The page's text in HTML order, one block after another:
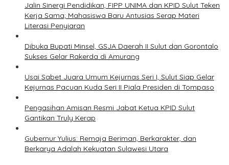
Jalin Sinergi Pendidikan, FIPP UNIMA dan KPID Sulut Teken
Kerja Sama; Mahasiswa Baru Antusias Serap Materi
Literasi Penyiaran
Dibuka Bupati Minsel, GSJA Daerah II Sulut dan Gorontalo
Sukses Gelar Rakerda di Amurang
Usai Sabet Juara Umum Kejurnas Seri I, Sulut Siap Gelar
Kejurnas Pacuan Kuda Seri II Piala Presiden di Tompaso
Pengasihan Amisan Resmi Jabat Ketua KPID Sulut
Gantikan Truly Kerap
Gubernur Yulius: Remaja Beriman, Berkarakter, dan
Berkarya Adalah Kekuatan Sulawesi Utara